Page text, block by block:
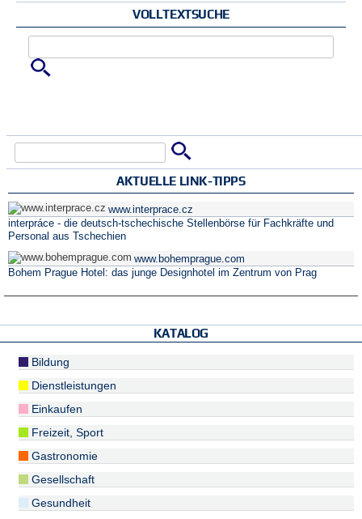
VOLLTEXTSUCHE
AKTUELLE LINK-TIPPS
www.interprace.cz
interpráce - die deutsch-tschechische Stellenbörse für Fachkräfte und
Personal aus Tschechien
www.bohemprague.com
Bohem Prague Hotel: das junge Designhotel im Zentrum von Prag
KATALOG
Bildung
Dienstleistungen
Einkaufen
Freizeit, Sport
Gastronomie
Gesellschaft
Gesundheit